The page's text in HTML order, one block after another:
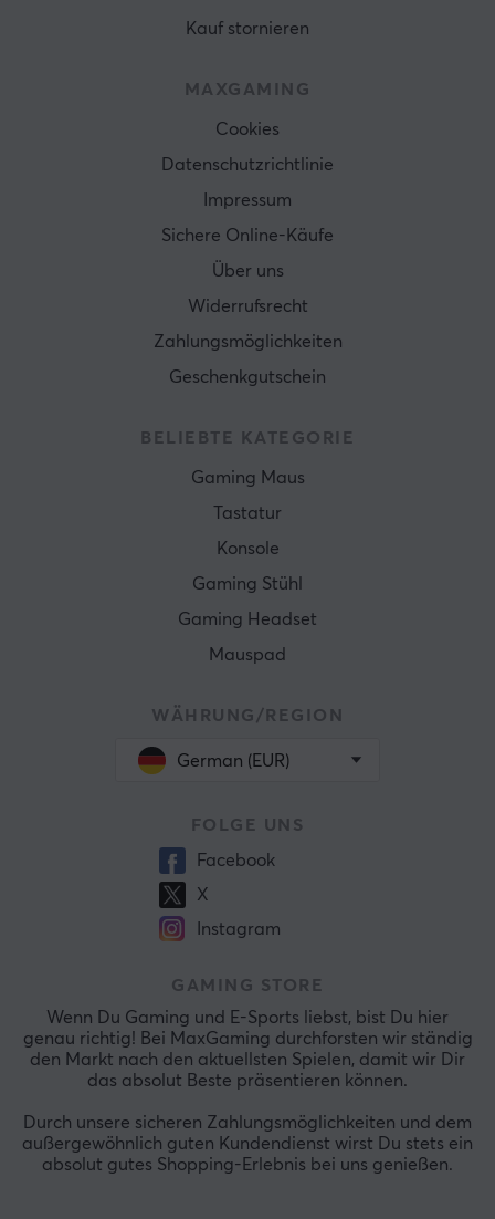
Kauf stornieren
MAXGAMING
Cookies
Datenschutzrichtlinie
Impressum
Sichere Online-Käufe
Über uns
Widerrufsrecht
Zahlungsmöglichkeiten
Geschenkgutschein
BELIEBTE KATEGORIE
Gaming Maus
Tastatur
Konsole
Gaming Stühl
Gaming Headset
Mauspad
WÄHRUNG/REGION
German (EUR)
FOLGE UNS
Facebook
X
Instagram
GAMING STORE
Wenn Du Gaming und E-Sports liebst, bist Du hier
genau richtig! Bei MaxGaming durchforsten wir ständig
den Markt nach den aktuellsten Spielen, damit wir Dir
das absolut Beste präsentieren können.
Durch unsere sicheren Zahlungsmöglichkeiten und dem
außergewöhnlich guten Kundendienst wirst Du stets ein
absolut gutes Shopping-Erlebnis bei uns genießen.